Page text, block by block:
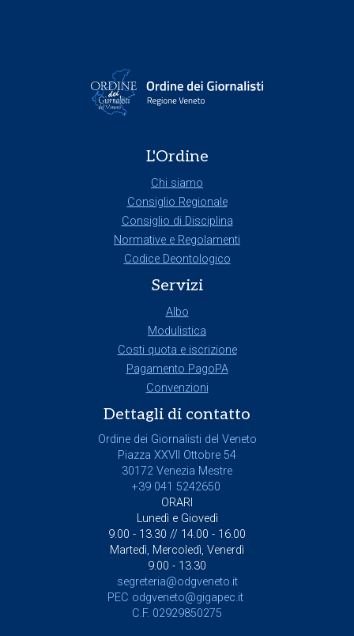
L'Ordine
Chi siamo
Consiglio Regionale
Consiglio di Disciplina
Normative e Regolamenti
Codice Deontologico
Servizi
Albo
Modulistica
Costi quota e iscrizione
Pagamento PagoPA
Convenzioni
Dettagli di contatto
Ordine dei Giornalisti del Veneto
Piazza XXVII Ottobre 54
30172 Venezia Mestre
+39 041 5242650
ORARI
Lunedì e Giovedì
9.00 - 13.30 // 14.00 - 16.00
Martedì, Mercoledì, Venerdì
9.00 - 13.30
segreteria@odgveneto.it
PEC odgveneto@gigapec.it
C.F. 02929850275